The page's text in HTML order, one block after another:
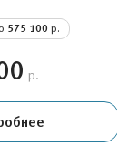
575 100 р.
р.